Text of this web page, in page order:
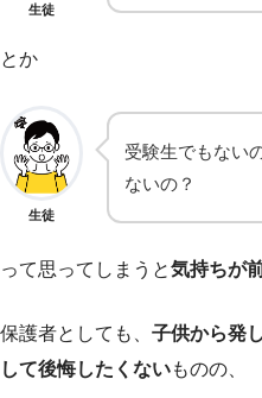
生徒
とか
生徒
受験生でもない
ないの？
って思ってしまうと気持ちが
保護者としても、 子供から発
して後悔したくないものの、